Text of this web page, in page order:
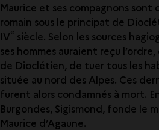
Maurice et ses compagnons sont
romain sous le principat de
IVe siècle. Selon les sources
ses hommes auraient reçu
de Dioclétien, de tuer tous les
située au nord des Alpes. Ces
furent alors condamnés à mort.
Burgondes, Sigismond, fonde le
Maurice d’Agaune.